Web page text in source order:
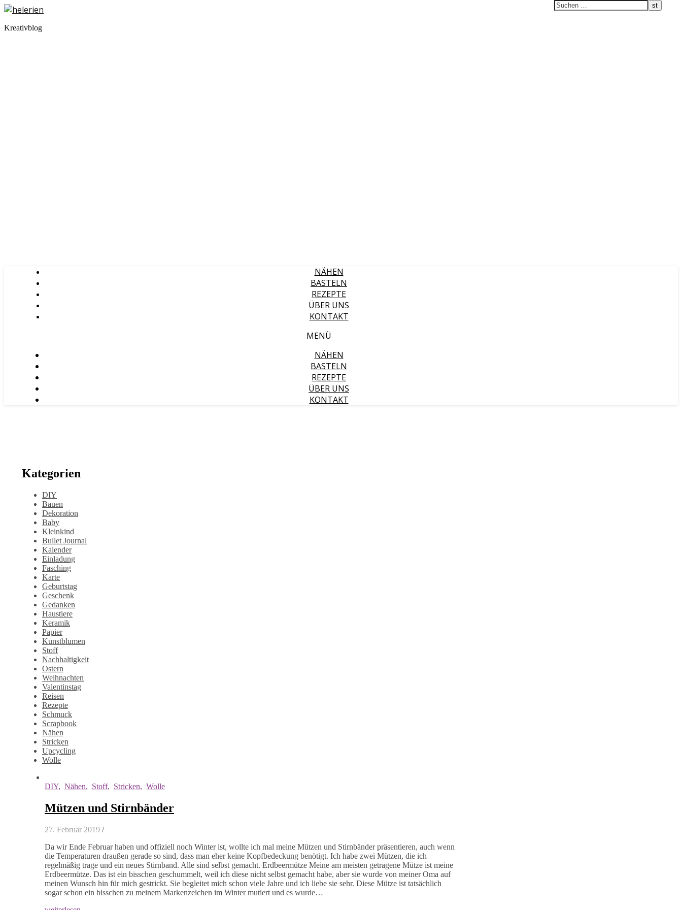
Kreativblog
NÄHEN
BASTELN
REZEPTE
ÜBER UNS
KONTAKT
MENÜ
NÄHEN
BASTELN
REZEPTE
ÜBER UNS
KONTAKT
Kategorien
DIY
Bauen
Dekoration
Baby
Kleinkind
Bullet Journal
Kalender
Einladung
Fasching
Karte
Geburtstag
Geschenk
Gedanken
Haustiere
Keramik
Papier
Kunstblumen
Stoff
Nachhaltigkeit
Ostern
Weihnachten
Valentinstag
Reisen
Rezepte
Schmuck
Scrapbook
Nähen
Stricken
Upcycling
Wolle
DIY, Nähen, Stoff, Stricken, Wolle
Mützen und Stirnbänder
27. Februar 2019 /
Da wir Ende Februar haben und offiziell noch Winter ist, wollte ich mal meine Mützen und Stirnbänder präsentieren, auch wenn
die Temperaturen draußen gerade so sind, dass man eher keine Kopfbedeckung benötigt. Ich habe zwei Mützen, die ich
regelmäßig trage und ein neues Stirnband. Alle sind selbst gemacht. Erdbeermütze Meine am meisten getragene Mütze ist meine
Erdbeermütze. Das ist ein bisschen geschummelt, weil ich diese nicht selbst gemacht habe, aber sie wurde von meiner Oma auf
meinen Wunsch hin für mich gestrickt. Sie begleitet mich schon viele Jahre und ich liebe sie sehr. Diese Mütze ist tatsächlich
sogar schon ein bisschen zu meinem Markenzeichen im Winter mutiert und es wurde…